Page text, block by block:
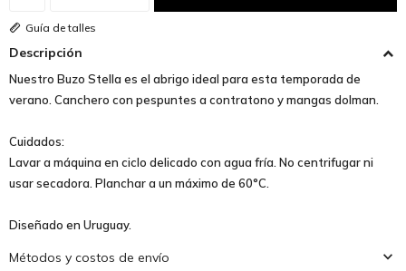
Guía de talles
Descripción
Nuestro Buzo Stella es el abrigo ideal para esta temporada de
verano. Canchero con pespuntes a contratono y mangas dolman.
Cuidados:
Lavar a máquina en ciclo delicado con agua fría. No centrifugar ni
usar secadora. Planchar a un máximo de 60°C.
Diseñado en Uruguay.
Métodos y costos de envío